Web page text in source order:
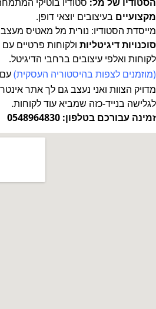
מקצועיים בעיצובים יוצאי דופן.
מייסדת הסטודיו: נורית מל מאטיס
סוכנויות דיגיטליות
לקוחות ואלפי עיצובים ברחבי הדיגיטל.
(מוזמנים לצפות בהיסטוריה העסקית)
מדויק הצוות ואני נעצב גם לך אתר
לגלישה בנייד-כזה שמביא עוד לקוחות.
זמינה עבורכם בטלפון: 0548964830